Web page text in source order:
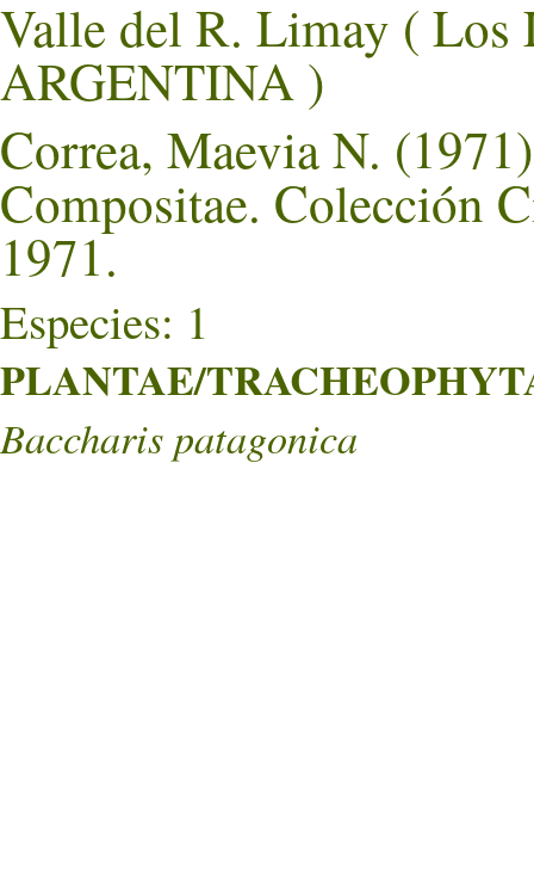
Valle del R. Limay ( Los
ARGENTINA )
Correa, Maevia N.
Compositae. Colección
1971.
Especies: 1
PLANTAE/
Baccharis patagonica